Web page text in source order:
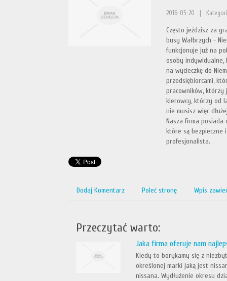
2016-05-20
Często jeździsz za
busy Wałbrzych -
funkcjonuje już na
osoby indywidualne,
na wycieczkę do
przedsiębiorcami,
pracowników, którzy
kierowcy, którzy od
nie musisz więc
Nasza firma posiada
które są bezpieczne
profesjonalista.
Dodaj Komentarz Poleć stronę Wpis
Przeczytać warto:
Jaka firma oferuje nam
Kiedy to borykamy się z
określonej marki jaką jest
nissana. Wydłużenie okresu